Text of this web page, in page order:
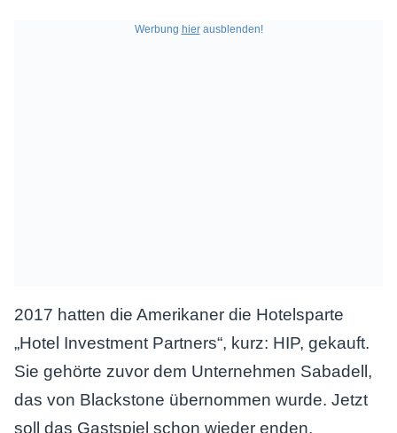
Werbung hierausblenden!
2017 hatten die Amerikaner die Hotelsparte
„Hotel Investment Partners“, kurz: HIP, gekauft.
Sie gehörte zuvor dem Unternehmen Sabadell,
das von Blackstone übernommen wurde. Jetzt
soll das Gastspiel schon wieder enden.